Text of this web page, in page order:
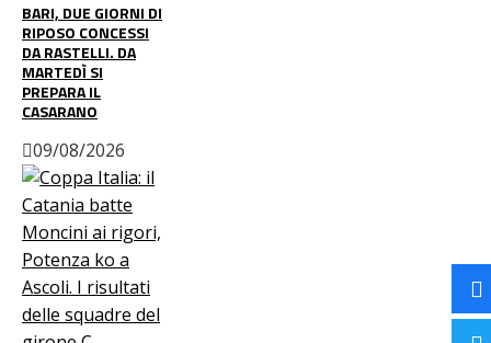
BARI, DUE GIORNI DI
RIPOSO CONCESSI
DA RASTELLI. DA
MARTEDÌ SI
PREPARA IL
CASARANO
09/08/2026